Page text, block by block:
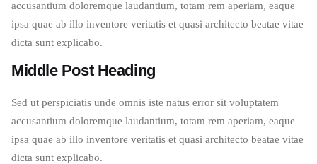
accusantium doloremque laudantium, totam rem aperiam, eaque
ipsa quae ab illo inventore veritatis et quasi architecto beatae vitae
dicta sunt explicabo.
Middle Post Heading
Sed ut perspiciatis unde omnis iste natus error sit voluptatem
accusantium doloremque laudantium, totam rem aperiam, eaque
ipsa quae ab illo inventore veritatis et quasi architecto beatae vitae
dicta sunt explicabo.